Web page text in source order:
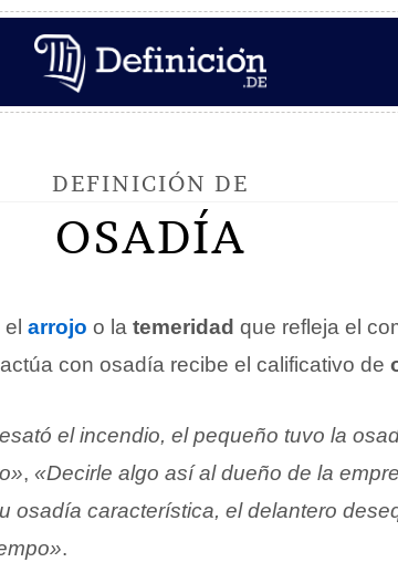
DEFINICIÓN DE
OSADÍA
el arrojo o la temeridad que refleja el
con osadía recibe el calificativo de
el incendio, el pequeño tuvo la
, «Decirle algo así al dueño de la
osadía característica, el delantero
.